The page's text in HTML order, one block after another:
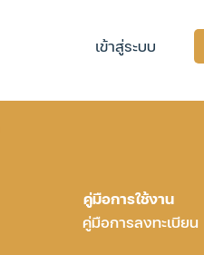
เข้าสู่ระบบ
คู่มือการใช้งาน
คู่มือการลงทะเบียน